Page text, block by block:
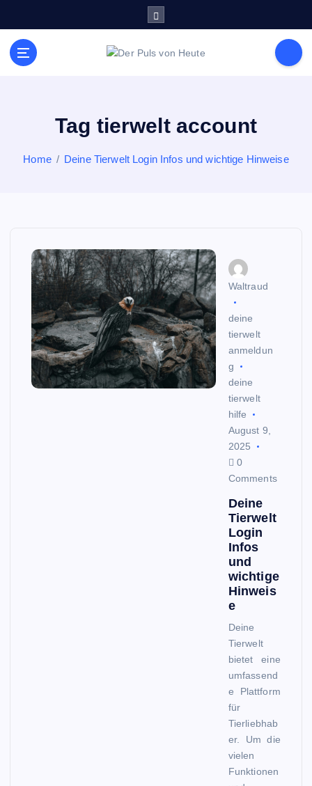
Tag tierwelt account
Home Deine Tierwelt Login Infos und wichtige Hinweise
Waltraud
deine
tierwelt
anmeldun
g
deine
tierwelt
hilfe
August 9,
2025
0
Comments
Deine
Tierwelt
Login
Infos
und
wichtige
Hinweis
e
Deine
Tierwelt
bietet eine
umfassend
e Plattform
für
Tierliebhab
er. Um die
vielen
Funktionen